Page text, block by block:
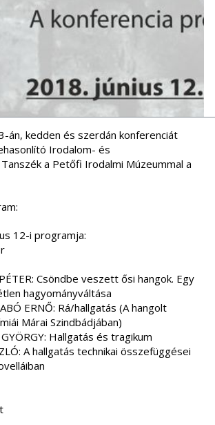
án, kedden és szerdán konferenciát
Irodalom- és
a Petőfi Irodalmi Múzeummal a
12-i programja:
Csöndbe veszett ősi hangok. Egy
hagyományváltása
ERNŐ: Rá/hallgatás (A hangolt
Márai Szindbádjában)
Hallgatás és tragikum
A hallgatás technikai összefüggései